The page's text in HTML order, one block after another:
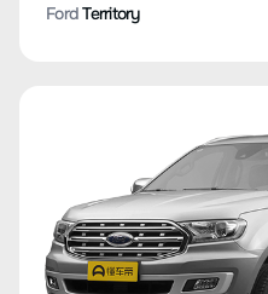
FordTerritory